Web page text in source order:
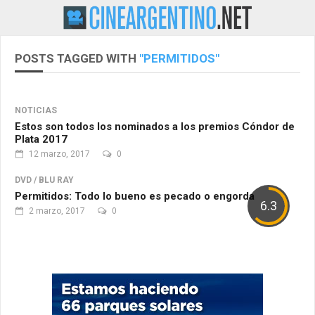
POSTS TAGGED WITH "PERMITIDOS"
NOTICIAS
Estos son todos los nominados a los premios Cóndor de
Plata 2017
12 marzo, 2017 0
6.3
DVD / BLU RAY
Permitidos: Todo lo bueno es pecado o engorda
2 marzo, 2017 0